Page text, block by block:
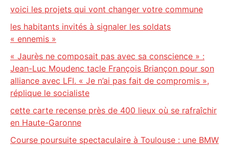
voici les projets qui vont changer votre commune
les habitants invités à signaler les soldats
« ennemis »
« Jaurès ne composait pas avec sa conscience » :
Jean-Luc Moudenc tacle François Briançon pour son
alliance avec LFI. « Je n’ai pas fait de compromis »,
réplique le socialiste
cette carte recense près de 400 lieux où se rafraîchir
en Haute-Garonne
Course poursuite spectaculaire à Toulouse : une BMW